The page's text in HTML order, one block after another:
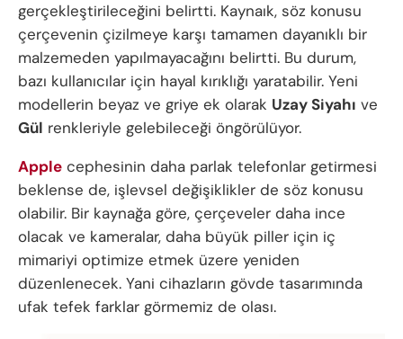
gerçekleştirileceğini belirtti. Kaynaık, söz konusu
çerçevenin çizilmeye karşı tamamen dayanıklı bir
malzemeden yapılmayacağını belirtti. Bu durum,
bazı kullanıcılar için hayal kırıklığı yaratabilir. Yeni
modellerin beyaz ve griye ek olarak Uzay Siyahı ve
Gül renkleriyle gelebileceği öngörülüyor.
Apple cephesinin daha parlak telefonlar getirmesi
beklense de, işlevsel değişiklikler de söz konusu
olabilir. Bir kaynağa göre, çerçeveler daha ince
olacak ve kameralar, daha büyük piller için iç
mimariyi optimize etmek üzere yeniden
düzenlenecek. Yani cihazların gövde tasarımında
ufak tefek farklar görmemiz de olası.